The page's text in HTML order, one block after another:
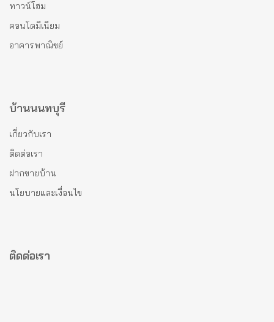
ทาวน์โฮม
คอนโดมีเนียม
อาคารพาณิชย์
บ้านนนทบุรี
เกี่ยวกับเรา
ติดต่อเรา
ฝากขายบ้าน
นโยบายและเงื่อนไข
ติดต่อเรา